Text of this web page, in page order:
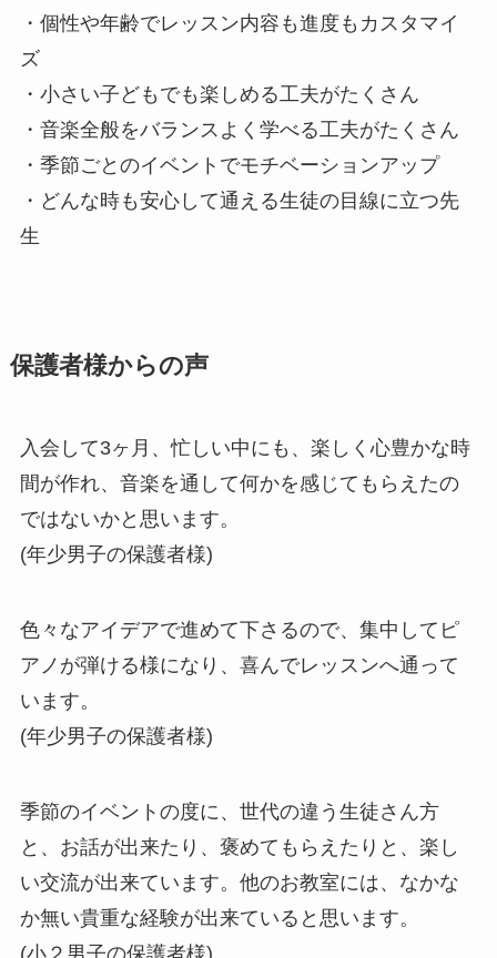
・個性や年齢でレッスン内容も進度もカスタマイ
ズ
・小さい子どもでも楽しめる工夫がたくさん
・音楽全般をバランスよく学べる工夫がたくさん
・季節ごとのイベントでモチベーションアップ
・どんな時も安心して通える生徒の目線に立つ先
生
保護者様からの声
入会して3ヶ月、忙しい中にも、楽しく心豊かな時
間が作れ、音楽を通して何かを感じてもらえたの
ではないかと思います。
(年少男子の保護者様)
色々なアイデアで進めて下さるので、集中してピ
アノが弾ける様になり、喜んでレッスンへ通って
います。
(年少男子の保護者様)
季節のイベントの度に、世代の違う生徒さん方
と、お話が出来たり、褒めてもらえたりと、楽し
い交流が出来ています。他のお教室には、なかな
か無い貴重な経験が出来ていると思います。